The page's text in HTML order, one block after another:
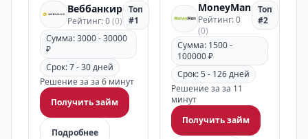
Веббанкир
Рейтинг: 0(0)
Топ
#1
Сумма: 3000 - 30000
₽
Срок: 7 - 30 дней
Решение за за 6 минут
Получить займ
Подробнее
MoneyMan
Рейтинг: 0
(0)
Топ
#2
Сумма: 1500 -
100000 ₽
Срок: 5 - 126 дней
Решение за за 11
минут
Получить займ